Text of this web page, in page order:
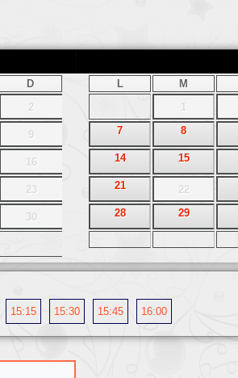
D
2
9
16
23
30
L M
1
7
8
14
15
21
22
28
29
15:15 15:30 15:45 16:00